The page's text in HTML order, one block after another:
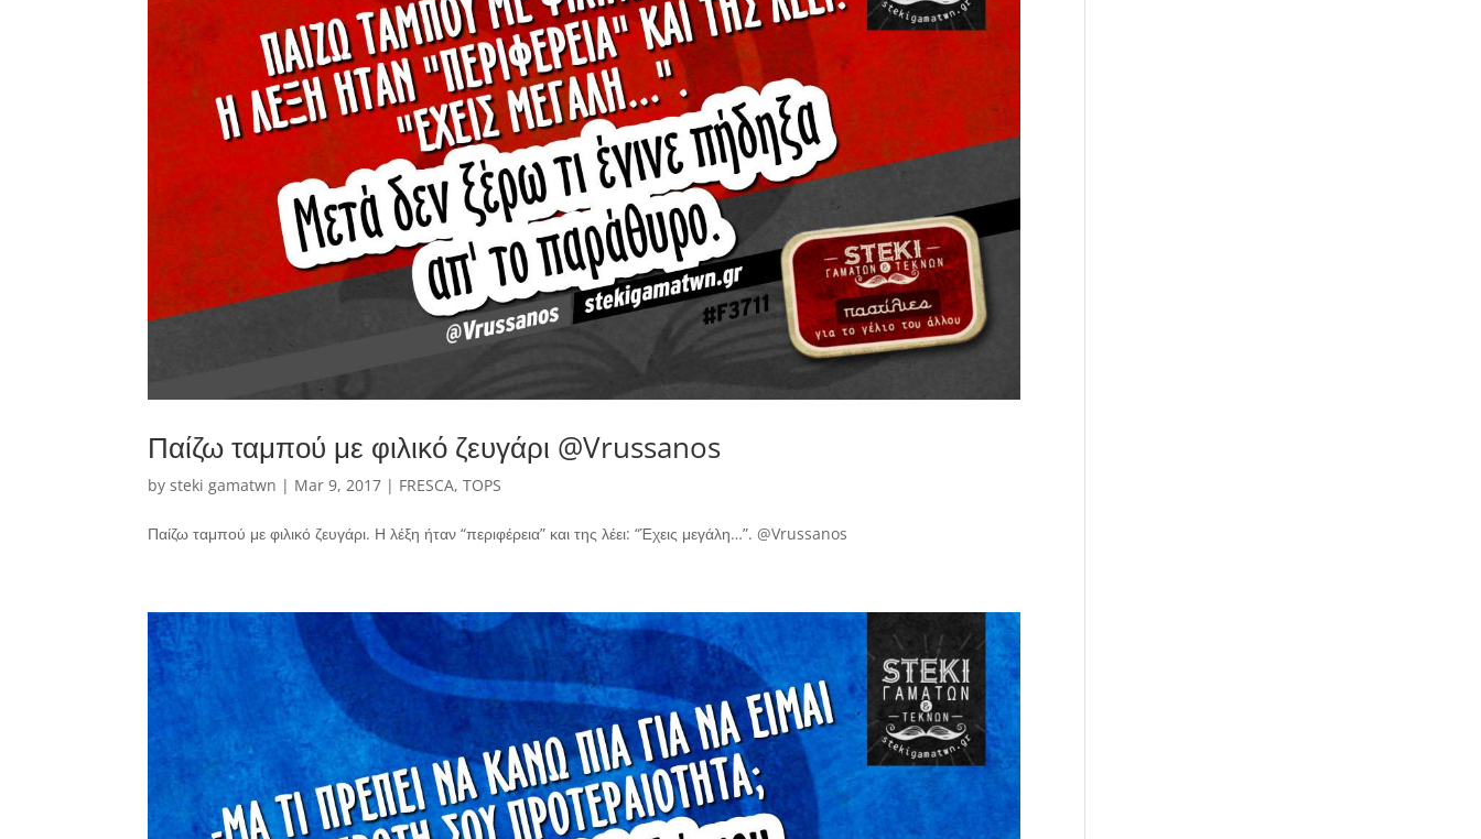
Παίζω ταμπού με φιλικό ζευγάρι @Vrussanos
bysteki gamatwn | Mar 9, 2017 | FRESCA,TOPS
Παίζω ταμπού με φιλικό ζευγάρι. Η λέξη ήταν “περιφέρεια” και της λέει: “Έχεις μεγάλη…”. @Vrussanos